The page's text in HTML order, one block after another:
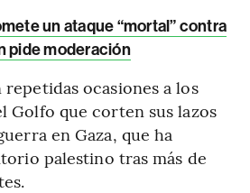
un ataque “mortal” contra
pide moderación
ocasiones a los
Golfo que corten sus lazos
en Gaza, que ha
palestino tras más de